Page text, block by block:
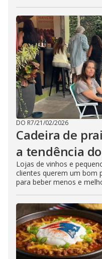
DO R7/21/02/2026
Cadeira de
a tendência
Lojas de vinhos e
clientes querem um bom
para beber menos e